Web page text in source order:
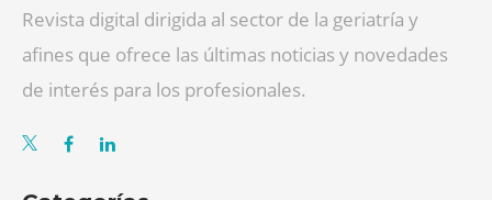
Revista digital dirigida al sector de la geriatría y
afines que ofrece las últimas noticias y novedades
de interés para los profesionales.